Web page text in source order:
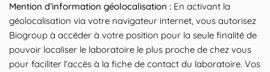
Mention d’information géolocalisation : En activant la
géolocalisation via votre navigateur internet, vous autorisez
Biogroup à accéder à votre position pour la seule finalité de
pouvoir localiser le laboratoire le plus proche de chez vous
pour faciliter l’accès à la fiche de contact du laboratoire. Vos